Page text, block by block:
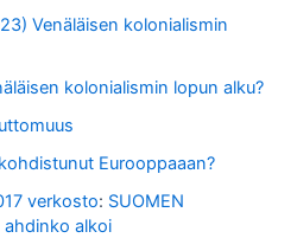
Venäläisen kolonialismin
kolonialismin lopun alku?
Eurooppaaan?
verkosto: SUOMEN
ahdinko alkoi